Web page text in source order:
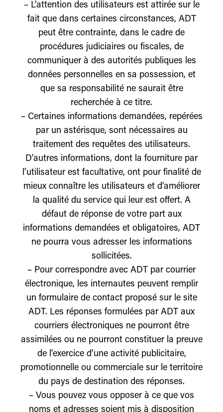
– L’attention des utilisateurs est attirée sur le
fait que dans certaines circonstances, ADT
peut être contrainte, dans le cadre de
procédures judiciaires ou fiscales, de
communiquer à des autorités publiques les
données personnelles en sa possession, et
que sa responsabilité ne saurait être
recherchée à ce titre.
– Certaines informations demandées, repérées
par un astérisque, sont nécessaires au
traitement des requêtes des utilisateurs.
D’autres informations, dont la fourniture par
l’utilisateur est facultative, ont pour finalité de
mieux connaître les utilisateurs et d’améliorer
la qualité du service qui leur est offert. A
défaut de réponse de votre part aux
informations demandées et obligatoires, ADT
ne pourra vous adresser les informations
sollicitées.
– Pour correspondre avec ADT par courrier
électronique, les internautes peuvent remplir
un formulaire de contact proposé sur le site
ADT. Les réponses formulées par ADT aux
courriers électroniques ne pourront être
assimilées ou ne pourront constituer la preuve
de l’exercice d’une activité publicitaire,
promotionnelle ou commerciale sur le territoire
du pays de destination des réponses.
– Vous pouvez vous opposer à ce que vos
noms et adresses soient mis à disposition